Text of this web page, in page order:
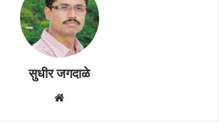
सुधीर जगदाळे